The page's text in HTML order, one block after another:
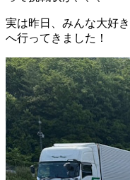
実は昨日、みんな大好
へ行ってきました！